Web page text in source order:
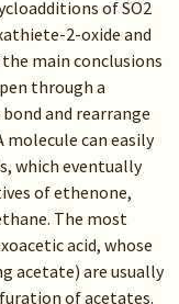
of SO2
2-oxide and
main conclusions
through a
and rearrange
molecule can easily
which eventually
of ethenone,
The most
acid, whose
acetate) are usually
of acetates.